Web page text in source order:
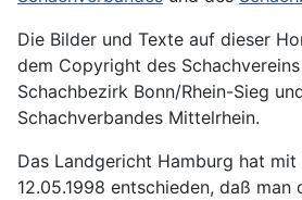
Die Bilder und Texte auf dieser
dem Copyright des Schachvereins
Schachbezirk Bonn/Rhein-Sieg
Schachverbandes Mittelrhein.
Das Landgericht Hamburg hat
12.05.1998 entschieden, daß man